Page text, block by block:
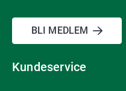
BLI MEDLEM
Kundeservice